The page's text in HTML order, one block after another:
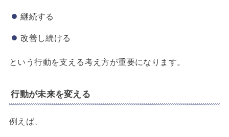
継続する
改善し続ける
という行動を支える考え方が重要になります。
行動が未来を変える
例えば、